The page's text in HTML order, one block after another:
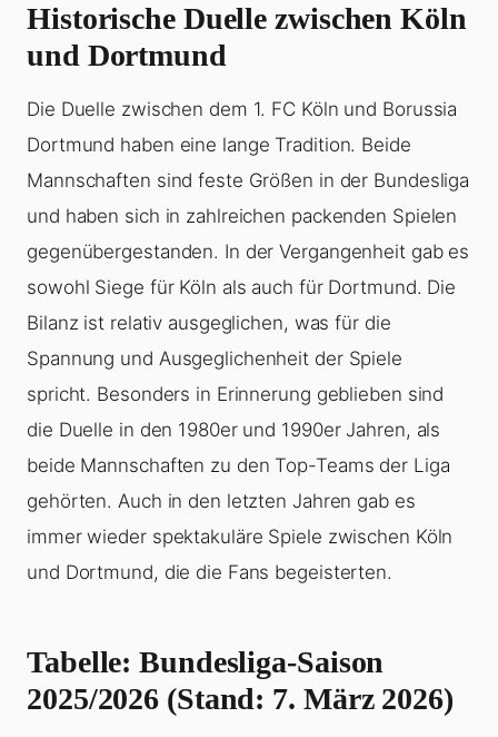
Historische Duelle zwischen Köln
und Dortmund
Die Duelle zwischen dem 1. FC Köln und Borussia
Dortmund haben eine lange Tradition. Beide
Mannschaften sind feste Größen in der Bundesliga
und haben sich in zahlreichen packenden Spielen
gegenübergestanden. In der Vergangenheit gab es
sowohl Siege für Köln als auch für Dortmund. Die
Bilanz ist relativ ausgeglichen, was für die
Spannung und Ausgeglichenheit der Spiele
spricht. Besonders in Erinnerung geblieben sind
die Duelle in den 1980er und 1990er Jahren, als
beide Mannschaften zu den Top-Teams der Liga
gehörten. Auch in den letzten Jahren gab es
immer wieder spektakuläre Spiele zwischen Köln
und Dortmund, die die Fans begeisterten.
Tabelle: Bundesliga-Saison
2025/2026 (Stand: 7. März 2026)